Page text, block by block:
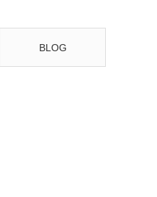
BLOG